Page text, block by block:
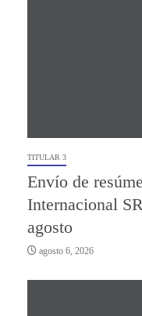
TITULAR 3
Envío de
Internacional
agosto
agosto 6, 2026